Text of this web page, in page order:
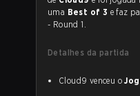
uma Best of 3 e faz
- Round 1.
Detalhes da partida
Cloud9 venceu o